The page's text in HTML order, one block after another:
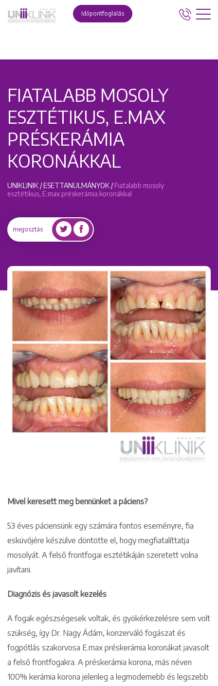
Időpontfoglalás
FIATALABB MOSOLY
ESZTÉTIKUS, E.MAX
PRÉSKERÁMIA
KORONÁKKAL
UNIKLINIK /ESETTANULMÁNYOK /Fiatalabb mosoly
esztétikus, E.max préskerámia koronákkal
megosztás
Mivel keresett meg bennünket a páciens?
53 éves páciensünk egy számára fontos eseményre, fia
esküvőjére készülve döntötte el, hogy megfiatalíttatja
mosolyát. A felső frontfogai esztétikáján szeretett volna
javítani.
Diagnózis és javasolt kezelés
A fogak egészségesek voltak, és gyökérkezelésre sem volt
szükség, így Dr. Nagy Ádám, konzerváló fogászat és
fogpótlás szakorvosa E.max préskerámia koronákat javasolt
a felső frontfogakra. A préskerámia korona, más néven
100% kerámia korona jelenleg a legmodernebb és legszebb